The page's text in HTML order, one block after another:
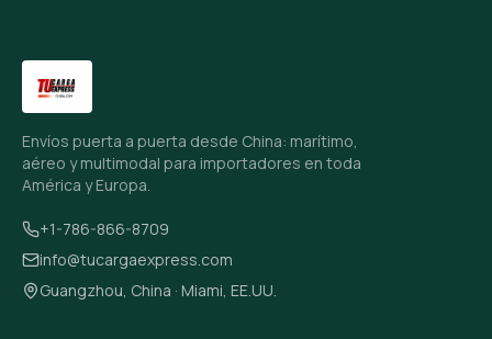
Envíos puerta a puerta desde China: marítimo,
aéreo y multimodal para importadores en toda
América y Europa.
+1-786-866-8709
info@tucargaexpress.com
Guangzhou, China · Miami, EE.UU.